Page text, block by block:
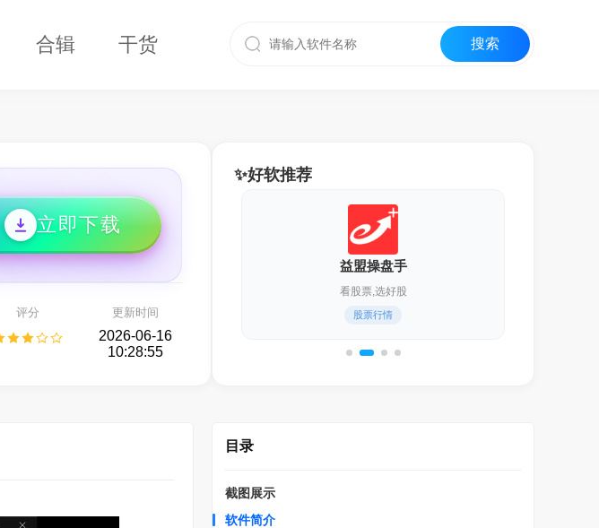
合辑 干货
立即下载
评分 更新时间
2026-06-16
10:28:55
✨好软推荐
益盟操盘手
股票行情
迅雷17
化繁为简,更轻快！
通用下载器
目录
截图展示
软件简介